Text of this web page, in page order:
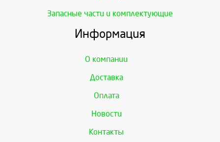
Запасные части и комплектующие
Информация
О компании
Доставка
Оплата
Новости
Контакты